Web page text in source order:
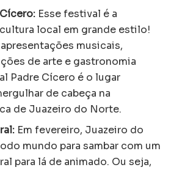
Esse festival é a
local em grande estilo!
musicais,
de arte e gastronomia
Padre Cícero é o lugar
de cabeça na
de Juazeiro do Norte.
Em fevereiro, Juazeiro do
mundo para sambar com um
para lá de animado. Ou seja,